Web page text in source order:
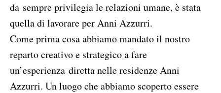
da sempre privilegia le relazioni umane, è stata
quella di lavorare per Anni Azzurri.
Come prima cosa abbiamo mandato il nostro
reparto creativo e strategico a fare
un’esperienza diretta nelle residenze Anni
Azzurri. Un luogo che abbiamo scoperto essere